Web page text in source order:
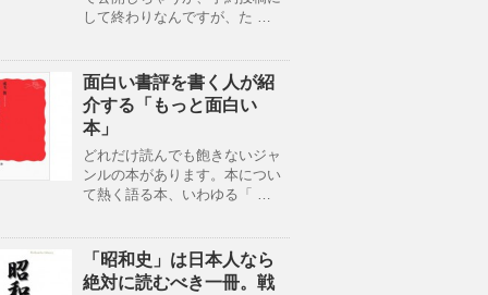
して終わりなんですが、た …
面白い書評を書く人が紹
介する「もっと面白い
本」
どれだけ読んでも飽きないジャ
ンルの本があります。本につい
て熱く語る本、いわゆる「 …
「昭和史」は日本人なら
絶対に読むべき一冊。戦